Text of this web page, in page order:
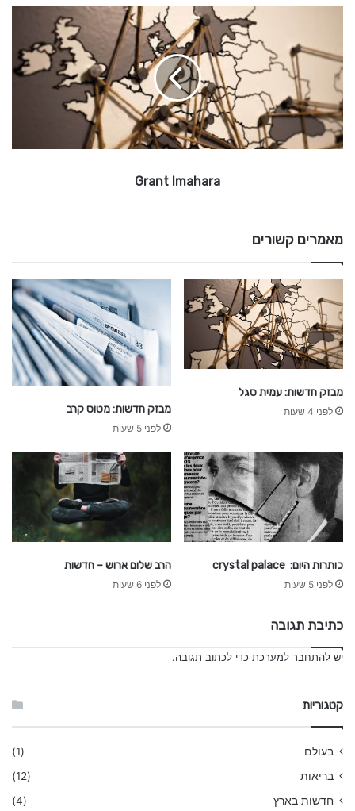
n
t
I
m
a
h
Grant Imahara
מאמרים קשורים
מבזק חדשות: עמית סגל
לפני 4 שעות מבזק חדשות: מטוס קרב
לפני 5 שעות
כותרות היום: crystal palace
לפני 5 שעות
הרב שלום ארוש – חדשות
לפני 6 שעות
כתיבת תגובה
יש להתחבר למערכת כדי לכתוב תגובה.
קטגוריות
בעולם
(1)
בריאות
(12)
חדשות בארץ
(4)